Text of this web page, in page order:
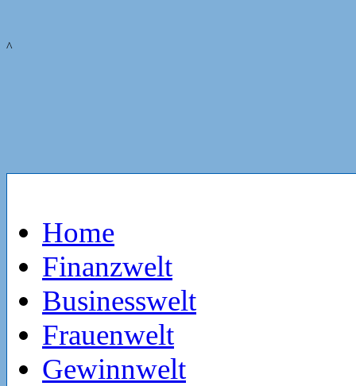
^
Home
Finanzwelt
Businesswelt
Frauenwelt
Gewinnwelt